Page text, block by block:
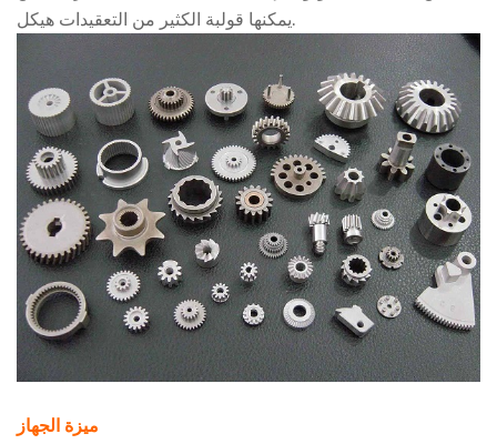
يمكنها قولبة الكثير من التعقيدات هيكل.
ميزة الجهاز